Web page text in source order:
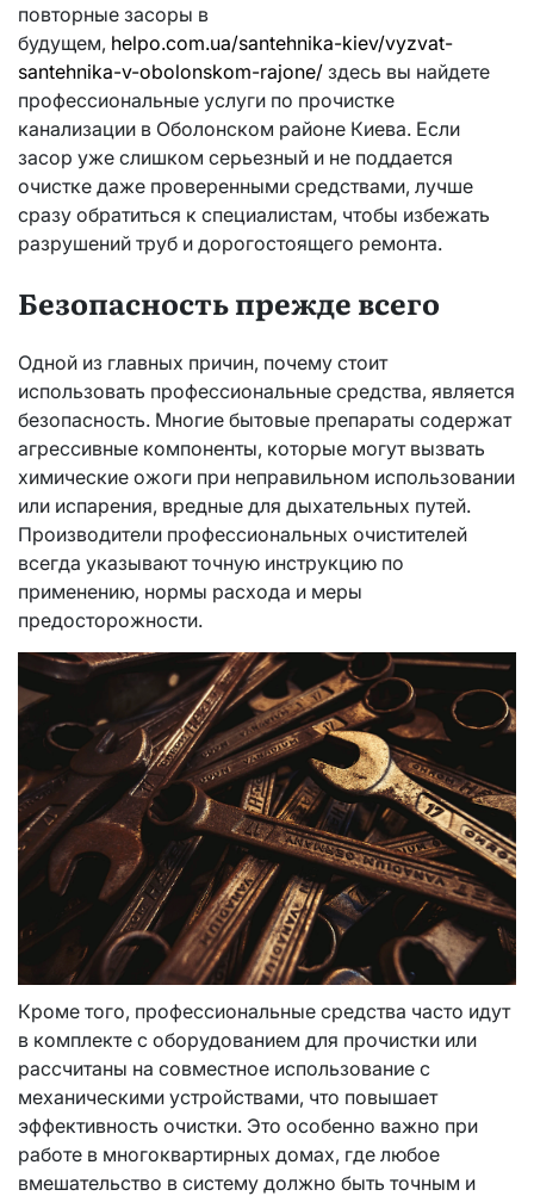
повторные засоры в
будущем, helpo.com.ua/santehnika-kiev/vyzvat-
santehnika-v-obolonskom-rajone/ здесь вы найдете
профессиональные услуги по прочистке
канализации в Оболонском районе Киева. Если
засор уже слишком серьезный и не поддается
очистке даже проверенными средствами, лучше
сразу обратиться к специалистам, чтобы избежать
разрушений труб и дорогостоящего ремонта.
Безопасность прежде всего
Одной из главных причин, почему стоит
использовать профессиональные средства, является
безопасность. Многие бытовые препараты содержат
агрессивные компоненты, которые могут вызвать
химические ожоги при неправильном использовании
или испарения, вредные для дыхательных путей.
Производители профессиональных очистителей
всегда указывают точную инструкцию по
применению, нормы расхода и меры
предосторожности.
Кроме того, профессиональные средства часто идут
в комплекте с оборудованием для прочистки или
рассчитаны на совместное использование с
механическими устройствами, что повышает
эффективность очистки. Это особенно важно при
работе в многоквартирных домах, где любое
вмешательство в систему должно быть точным и